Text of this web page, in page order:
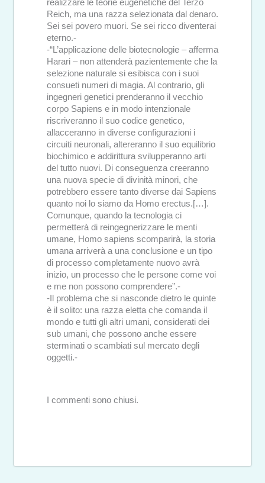
realizzare le teorie eugenetiche del Terzo
Reich, ma una razza selezionata dal denaro.
Sei sei povero muori. Se sei ricco diventerai
eterno.-
-“L’applicazione delle biotecnologie – afferma
Harari – non attenderà pazientemente che la
selezione naturale si esibisca con i suoi
consueti numeri di magia. Al contrario, gli
ingegneri genetici prenderanno il vecchio
corpo Sapiens e in modo intenzionale
riscriveranno il suo codice genetico,
allacceranno in diverse configurazioni i
circuiti neuronali, altereranno il suo equilibrio
biochimico e addirittura svilupperanno arti
del tutto nuovi. Di conseguenza creeranno
una nuova specie di divinità minori, che
potrebbero essere tanto diverse dai Sapiens
quanto noi lo siamo da Homo erectus.[…].
Comunque, quando la tecnologia ci
permetterà di reingegnerizzare le menti
umane, Homo sapiens scomparirà, la storia
umana arriverà a una conclusione e un tipo
di processo completamente nuovo avrà
inizio, un processo che le persone come voi
e me non possono comprendere”.-
-Il problema che si nasconde dietro le quinte
è il solito: una razza eletta che comanda il
mondo e tutti gli altri umani, considerati dei
sub umani, che possono anche essere
sterminati o scambiati sul mercato degli
oggetti.-
I commenti sono chiusi.